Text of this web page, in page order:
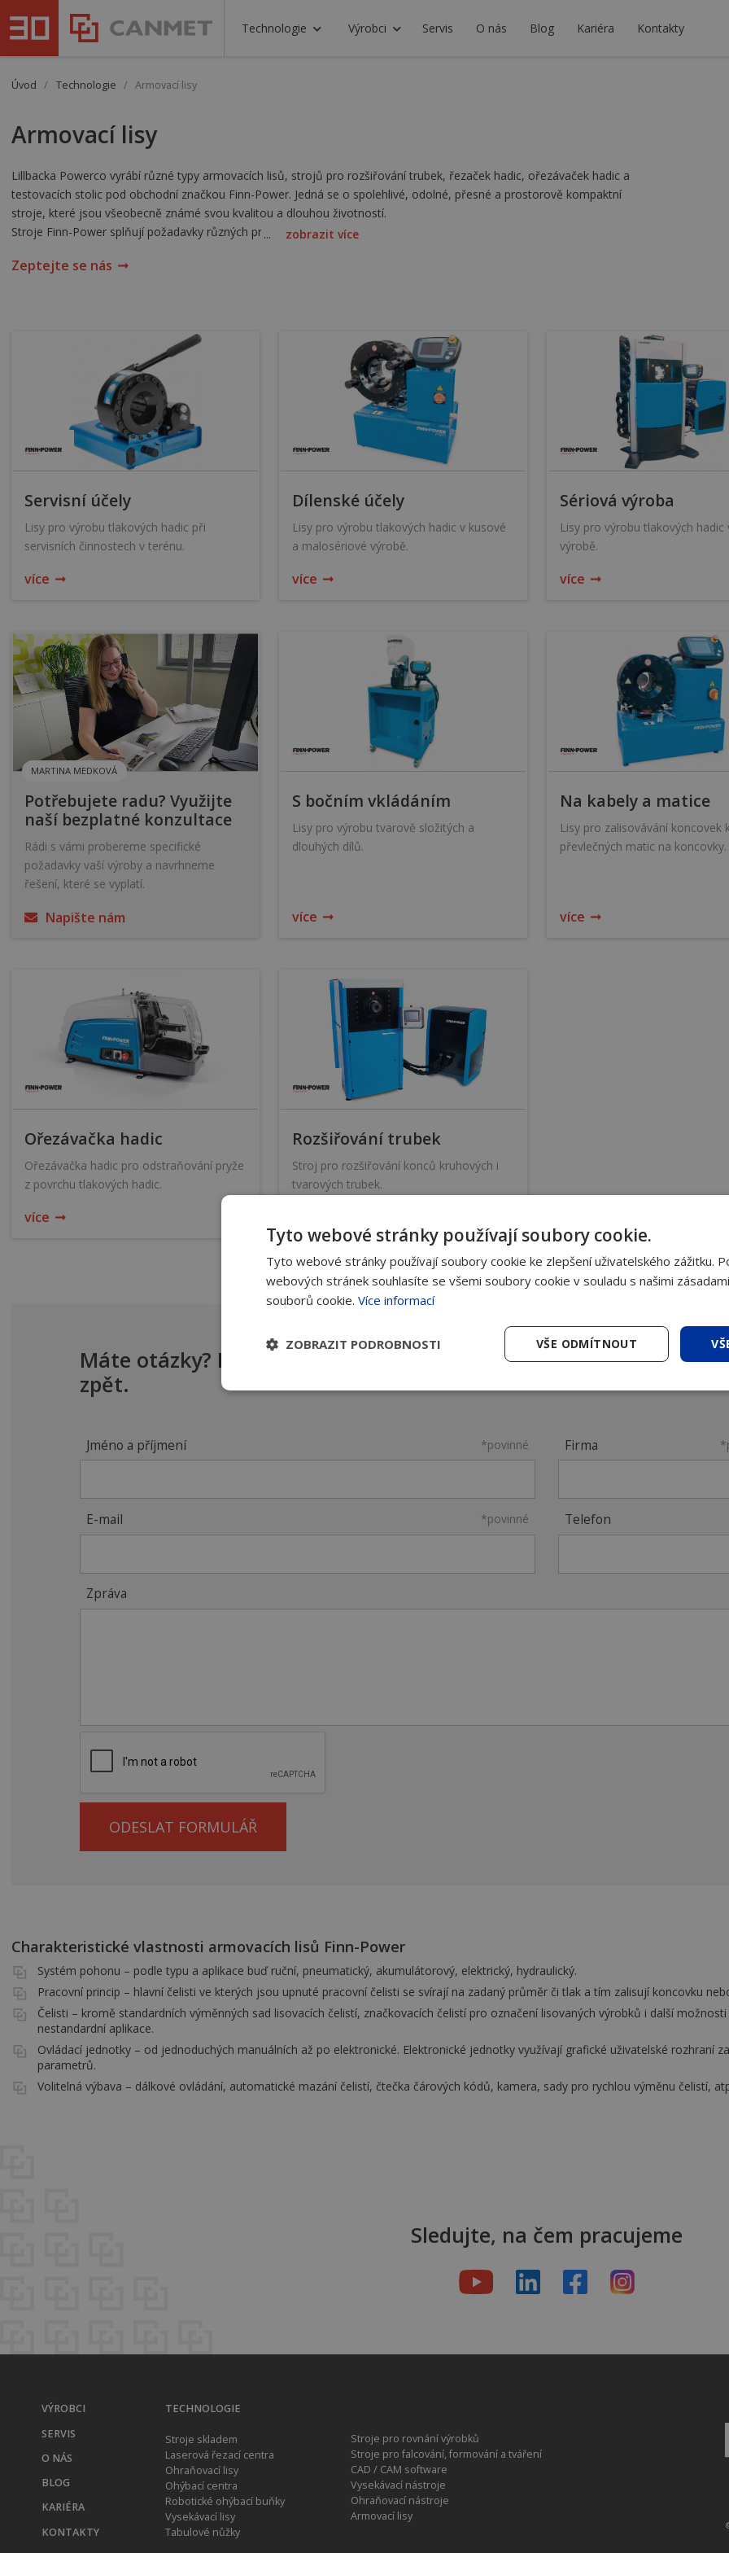
Technologie Výrobci Servis O nás Blog Kariéra Kontakty
Úvod / Technologie / Armovací lisy
Armovací lisy
Lillbacka Powerco vyrábí různé typy armovacích lisů, strojů pro rozšiřování trubek, řezaček hadic, ořezávaček hadic a
testovacích stolic pod obchodní značkou Finn-Power. Jedná se o spolehlivé, odolné, přesné a prostorově kompaktní
stroje, které jsou všeobecně známé svou kvalitou a dlouhou životností.
Stroje Finn-Power splňují požadavky různých průmyslových odvětví – výroba hydraulických hadic, automobilový
elektrokabelů, servis, tvarování trubek, atp.
... zobrazit více
Zeptejte se nás
Servisní účely
Lisy pro výrobu tlakových hadic při
servisních činnostech v terénu.
více
Dílenské účely
Lisy pro výrobu tlakových hadic v kusové
a malosériové výrobě.
více
Sériová výroba
Lisy pro výrobu tlakových hadic
výrobě.
více
MARTINA MEDKOVÁ
Potřebujete radu? Využijte
naší bezplatné konzultace
Rádi s vámi probereme specifické
požadavky vaší výroby a navrhneme
řešení, které se vyplatí.
Napište nám
S bočním vkládáním
Lisy pro výrobu tvarově složitých a
dlouhých dílů.
více
Na kabely a matice
Lisy pro zalisovávání koncovek
převlečných matic na koncovky.
více
Ořezávačka hadic
Ořezávačka hadic pro odstraňování pryže
z povrchu tlakových hadic.
více
Rozšiřování trubek
Stroj pro rozšiřování konců kruhových i
tvarových trubek.
Máte otázky? Poradíme vám, jaké zařízení nejlépe využijete.
zpět.
Jméno a příjmení *povinné Firma
E-mail *povinné Telefon
Zpráva
ODESLAT FORMULÁŘ
Charakteristické vlastnosti armovacích lisů Finn-Power
Systém pohonu – podle typu a aplikace buď ruční, pneumatický, akumulátorový, elektrický, hydraulický.
Pracovní princip – hlavní čelisti ve kterých jsou upnuté pracovní čelisti se svírají na zadaný průměr či tlak a tím zalisují koncovku
Čelisti – kromě standardních výměnných sad lisovacích čelistí, značkovacích čelistí pro označení lisovaných výrobků i další
nestandardní aplikace.
Ovládací jednotky – od jednoduchých manuálních až po elektronické. Elektronické jednotky využívají grafické uživatelské rozhraní
parametrů.
Volitelná výbava – dálkové ovládání, automatické mazání čelistí, čtečka čárových kódů, kamera, sady pro rychlou výměnu čelistí,
Sledujte, na čem pracujeme
VÝROBCI
SERVIS
O NÁS
BLOG
KARIÉRA
KONTAKTY
TECHNOLOGIE
Stroje skladem
Laserová řezací centra
Ohraňovací lisy
Ohýbací centra
Robotické ohýbací buňky
Vysekávací lisy
Tabulové nůžky
Stroje pro rovnání výrobků
Stroje pro falcování, formování a tváření
CAD / CAM software
Vysekávací nástroje
Ohraňovací nástroje
Armovací lisy
Tyto webové stránky používají soubory cookie.
Tyto webové stránky používají soubory cookie ke zlepšení uživatelského zážitku.
webových stránek souhlasíte se všemi soubory cookie v souladu s našimi
souborů cookie. Více informací
VŠE ODMÍTNOUT
ZOBRAZIT PODROBNOSTI